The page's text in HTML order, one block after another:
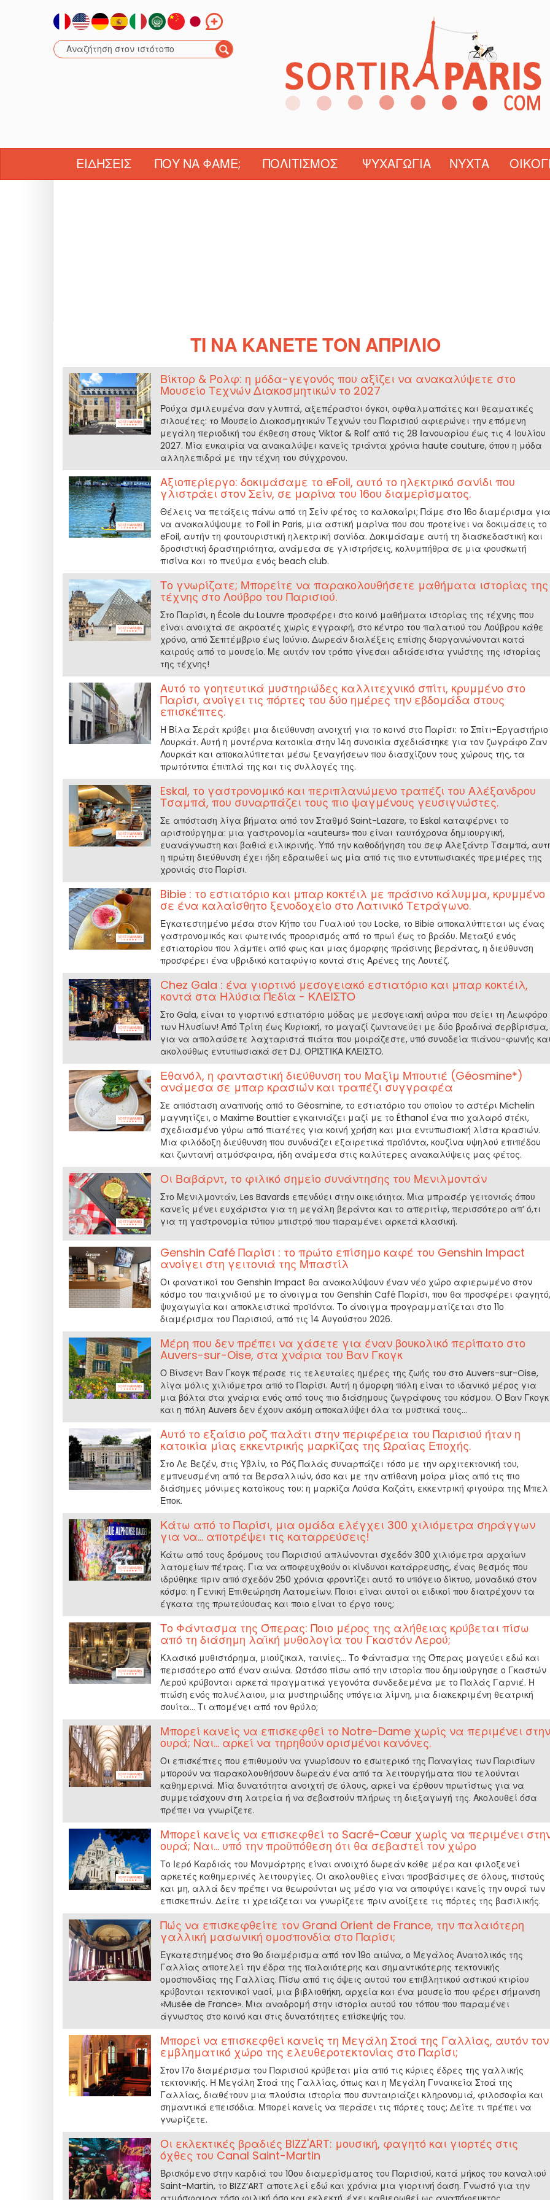
ΕΙΔΉΣΕΙΣ ΠΟΎ ΝΑ ΦΆΜΕ; ΠΟΛΙΤΙΣΜΌΣ ΨΥΧΑΓΩΓΊΑ ΝΎΧΤΑ
ΤΙ ΝΑ ΚΆΝΕΤΕ ΤΟΝ ΑΠΡΊΛΙΟ
Βίκτορ & Ρολφ: η μόδα-γεγονός που αξίζει να ανακαλύψετε στο
Μουσείο Τεχνών Διακοσμητικών το 2027
Ρούχα σμιλευμένα σαν γλυπτά, αξεπέραστοι όγκοι, οφθαλμαπάτες και θεαματικές
σιλουέτες: το Μουσείο Διακοσμητικών Τεχνών του Παρισιού αφιερώνει την επόμενη
μεγάλη περιοδική του έκθεση στους Viktor & Rolf από τις 28 Ιανουαρίου έως τις 4 Ιουλίου
2027. Μία ευκαιρία να ανακαλύψει κανείς τριάντα χρόνια haute couture, όπου η μόδα
αλληλεπιδρά με την τέχνη του σύγχρονου.
Αξιοπερίεργο: δοκιμάσαμε το eFoil, αυτό το ηλεκτρικό σανίδι που
γλιστράει στον Σείν, σε μαρίνα του 16ου διαμερίσματος.
Θέλεις να πετάξεις πάνω από τη Σείν φέτος το καλοκαίρι; Πάμε στο 16ο διαμέρισμα για
να ανακαλύψουμε το Foil in Paris, μια αστική μαρίνα που σου προτείνει να δοκιμάσεις το
eFoil, αυτήν τη φουτουριστική ηλεκτρική σανίδα. Δοκιμάσαμε αυτή τη διασκεδαστική και
δροσιστική δραστηριότητα, ανάμεσα σε γλιστρήσεις, κολυμπήθρα σε μια φουσκωτή
πισίνα και το πνεύμα ενός beach club.
Το γνωρίζατε; Μπορείτε να παρακολουθήσετε μαθήματα ιστορίας της
τέχνης στο Λούβρο του Παρισιού.
Στο Παρίσι, η École du Louvre προσφέρει στο κοινό μαθήματα ιστορίας της τέχνης που
είναι ανοιχτά σε ακροατές χωρίς εγγραφή, στο κέντρο του παλατιού του Λούβρου κάθε
χρόνο, από Σεπτέμβριο έως Ιούνιο. Δωρεάν διαλέξεις επίσης διοργανώνονται κατά
καιρούς από το μουσείο. Με αυτόν τον τρόπο γίνεσαι αδιάσειστα γνώστης της ιστορίας
της τέχνης!
Αυτό το γοητευτικά μυστηριώδες καλλιτεχνικό σπίτι, κρυμμένο στο
Παρίσι, ανοίγει τις πόρτες του δύο ημέρες την εβδομάδα στους
επισκέπτες.
Η Βίλα Σεράτ κρύβει μια διεύθυνση ανοιχτή για το κοινό στο Παρίσι: το Σπίτι-Εργαστήριο
Λουρκάτ. Αυτή η μοντέρνα κατοικία στην 14η συνοικία σχεδιάστηκε για τον ζωγράφο Ζαν
Λουρκάτ και αποκαλύπτεται μέσω ξεναγήσεων που διασχίζουν τους χώρους της, τα
πρωτότυπα έπιπλά της και τις συλλογές της.
Eskal, το γαστρονομικό και περιπλανώμενο τραπέζι του Αλέξανδρου
Τσαμπά, που συναρπάζει τους πιο ψαγμένους γευσιγνώστες.
Σε απόσταση λίγα βήματα από τον Σταθμό Saint-Lazare, το Eskal καταφέρνει το
αριστούργημα: μια γαστρονομία «αuteurs» που είναι ταυτόχρονα δημιουργική,
ευανάγνωστη και βαθιά ειλικρινής. Υπό την καθοδήγηση του σεφ Αλεξάντρ Τσαμπά,
η πρώτη διεύθυνση έχει ήδη εδραιωθεί ως μία από τις πιο εντυπωσιακές πρεμιέρες της
χρονιάς στο Παρίσι.
Bibie : το εστιατόριο και μπαρ κοκτέιλ με πράσινο κάλυμμα, κρυμμένο
σε ένα καλαίσθητο ξενοδοχείο στο Λατινικό Τετράγωνο.
Εγκατεστημένο μέσα στον Κήπο του Γυαλιού του Locke, το Bibie αποκαλύπτεται ως ένας
γαστρονομικός και φωτεινός προορισμός από το πρωί έως το βράδυ. Μεταξύ ενός
εστιατορίου που λάμπει από φως και μιας όμορφης πράσινης βεράντας, η διεύθυνση
προσφέρει ένα υβριδικό καταφύγιο κοντά στις Αρένες της Λουτέζ.
Chez Gala : ένα γιορτινό μεσογειακό εστιατόριο και μπαρ κοκτέιλ,
κοντά στα Ηλύσια Πεδία - ΚΛΕΙΣΤΟ
Στο Gala, είναι το γιορτινό εστιατόριο μόδας με μεσογειακή αύρα που σείει τη Λεωφόρο
των Ηλυσίων! Από Τρίτη έως Κυριακή, το μαγαζί ζωντανεύει με δύο βραδινά σερβίρισμα,
για να απολαύσετε λαχταριστά πιάτα που μοιράζεστε, υπό συνοδεία πιάνου-φωνής
ακολούθως εντυπωσιακά σετ DJ. ΟΡΙΣΤΙΚΑ ΚΛΕΙΣΤΟ.
Εθανόλ, η φανταστική διεύθυνση του Μαξίμ Μπουτιέ (Géosmine*)
ανάμεσα σε μπαρ κρασιών και τραπέζι συγγραφέα
Σε απόσταση αναπνοής από το Géosmine, το εστιατόριο του οποίου το αστέρι Michelin
μαγνητίζει, ο Maxime Bouttier εγκαινιάζει μαζί με το Éthanol ένα πιο χαλαρό στέκι,
σχεδιασμένο γύρω από πιατέτες για κοινή χρήση και μια εντυπωσιακή λίστα κρασιών.
Μια φιλόδοξη διεύθυνση που συνδυάζει εξαιρετικά προϊόντα, κουζίνα υψηλού επιπέδου
και ζωντανή ατμόσφαιρα, ήδη ανάμεσα στις καλύτερες ανακαλύψεις μας φέτος.
Οι Βαβάρντ, το φιλικό σημείο συνάντησης του Μενιλμοντάν
Στο Μενιλμοντάν, Les Bavards επενδύει στην οικειότητα. Μια μπρασέρ γειτονιάς όπου
κανείς μένει ευχάριστα για τη μεγάλη βεράντα και το απεριτίφ, περισσότερο απ’ ό,τι
για τη γαστρονομία τύπου μπιστρό που παραμένει αρκετά κλασική.
Genshin Café Παρίσι : το πρώτο επίσημο καφέ του Genshin Impact
ανοίγει στη γειτονιά της Μπαστίλ
Οι φανατικοί του Genshin Impact θα ανακαλύψουν έναν νέο χώρο αφιερωμένο στον
κόσμο του παιχνιδιού με το άνοιγμα του Genshin Café Παρίσι, που θα προσφέρει φαγητό,
ψυχαγωγία και αποκλειστικά προϊόντα. Το άνοιγμα προγραμματίζεται στο 11ο
διαμέρισμα του Παρισιού, από τις 14 Αυγούστου 2026.
Μέρη που δεν πρέπει να χάσετε για έναν βουκολικό περίπατο στο
Auvers-sur-Oise, στα χνάρια του Βαν Γκογκ
Ο Βίνσεντ Βαν Γκογκ πέρασε τις τελευταίες ημέρες της ζωής του στο Auvers-sur-Oise,
λίγα μόλις χιλιόμετρα από το Παρίσι. Αυτή η όμορφη πόλη είναι το ιδανικό μέρος για
μια βόλτα στα χνάρια ενός από τους πιο διάσημους ζωγράφους του κόσμου. Ο Βαν Γκογκ
και η πόλη Auvers δεν έχουν ακόμη αποκαλύψει όλα τα μυστικά τους...
Αυτό το εξαίσιο ροζ παλάτι στην περιφέρεια του Παρισιού ήταν η
κατοικία μίας εκκεντρικής μαρκίζας της Ωραίας Εποχής.
Στο Λε Βεζέν, στις Υβλίν, το Ρόζ Παλάς συναρπάζει τόσο με την αρχιτεκτονική του,
εμπνευσμένη από τα Βερσαλλιών, όσο και με την απίθανη μοίρα μίας από τις πιο
διάσημες μόνιμες κατοίκους του: η μαρκίζα Λούσα Καζάτι, εκκεντρική φιγούρα της Μπελ
Εποκ.
Κάτω από το Παρίσι, μια ομάδα ελέγχει 300 χιλιόμετρα σηράγγων
για να... αποτρέψει τις καταρρεύσεις!
Κάτω από τους δρόμους του Παρισιού απλώνονται σχεδόν 300 χιλιόμετρα αρχαίων
λατομείων πέτρας. Για να αποφευχθούν οι κίνδυνοι κατάρρευσης, ένας θεσμός που
ιδρύθηκε πριν από σχεδόν 250 χρόνια φροντίζει αυτό το υπόγειο δίκτυο, μοναδικό στον
κόσμο: η Γενική Επιθεώρηση Λατομείων. Ποιοι είναι αυτοί οι ειδικοί που διατρέχουν τα
έγκατα της πρωτεύουσας και ποιο είναι το έργο τους;
Το Φάντασμα της Όπερας: Ποιο μέρος της αλήθειας κρύβεται πίσω
από τη διάσημη λαϊκή μυθολογία του Γκαστόν Λερού;
Κλασικό μυθιστόρημα, μιούζικαλ, ταινίες... Το Φάντασμα της Όπερας μαγεύει εδώ και
περισσότερο από έναν αιώνα. Ωστόσο πίσω από την ιστορία που δημιούργησε ο Γκαστών
Λερού κρύβονται αρκετά πραγματικά γεγονότα συνδεδεμένα με το Παλάς Γαρνιέ. Η
πτώση ενός πολυέλαιου, μια μυστηριώδης υπόγεια λίμνη, μια διακεκριμένη θεατρική
σουίτα... Τι απομένει από τον θρύλο;
Μπορεί κανείς να επισκεφθεί το Notre-Dame χωρίς να περιμένει στην
ουρά; Ναι... αρκεί να τηρηθούν ορισμένοι κανόνες.
Οι επισκέπτες που επιθυμούν να γνωρίσουν το εσωτερικό της Παναγίας των Παρισίων
μπορούν να παρακολουθήσουν δωρεάν ένα από τα λειτουργήματα που τελούνται
καθημερινά. Μία δυνατότητα ανοιχτή σε όλους, αρκεί να έρθουν πρωτίστως για να
συμμετάσχουν στη λατρεία ή να σεβαστούν πλήρως τη διεξαγωγή της. Ακολουθεί όσα
πρέπει να γνωρίζετε.
Μπορεί κανείς να επισκεφθεί το Sacré-Cœur χωρίς να περιμένει
ουρά; Ναι... υπό την προϋπόθεση ότι θα σεβαστεί τον χώρο
Το Ιερό Καρδιάς του Μονμάρτρης είναι ανοιχτό δωρεάν κάθε μέρα και φιλοξενεί
αρκετές καθημερινές λειτουργίες. Οι ακολουθίες είναι προσβάσιμες σε όλους, πιστούς
και μη, αλλά δεν πρέπει να θεωρούνται ως μέσο για να αποφύγει κανείς την ουρά των
επισκεπτών. Δείτε τι χρειάζεται να γνωρίζετε πριν ανοίξετε τις πόρτες της βασιλικής.
Πώς να επισκεφθείτε τον Grand Orient de France, την παλαιότερη
γαλλική μασωνική ομοσπονδία στο Παρίσι;
Εγκατεστημένος στο 9ο διαμέρισμα από τον 19ο αιώνα, ο Μεγάλος Ανατολικός της
Γαλλίας αποτελεί την έδρα της παλαιότερης και σημαντικότερης τεκτονικής
ομοσπονδίας της Γαλλίας. Πίσω από τις όψεις αυτού του επιβλητικού αστικού κτιρίου
κρύβονται τεκτονικοί ναοί, μια βιβλιοθήκη, αρχεία και ένα μουσείο που φέρει σήμανση
«Musée de France». Μια αναδρομή στην ιστορία αυτού του τόπου που παραμένει
άγνωστος στο κοινό και στις δυνατότητες επίσκεψής του.
Μπορεί να επισκεφθεί κανείς τη Μεγάλη Στοά της Γαλλίας, αυτόν τον
εμβληματικό χώρο της ελευθεροτεκτονίας στο Παρίσι;
Στον 17ο διαμέρισμα του Παρισιού κρύβεται μία από τις κύριες έδρες της γαλλικής
τεκτονικής. Η Μεγάλη Στοά της Γαλλίας, όπως και η Μεγάλη Γυναικεία Στοά της
Γαλλίας, διαθέτουν μια πλούσια ιστορία που συνταιριάζει κληρονομιά, φιλοσοφία και
σημαντικά επεισόδια. Μπορεί κανείς να περάσει τις πόρτες τους; Δείτε τι πρέπει να
γνωρίζετε.
Οι εκλεκτικές βραδιές BIZZ'ART: μουσική, φαγητό και γιορτές στις
όχθες του Canal Saint-Martin
Βρισκόμενο στην καρδιά του 10ου διαμερίσματος του Παρισιού, κατά μήκος του καναλιού
Saint-Martin, το BIZZ’ART αποτελεί εδώ και χρόνια μια γιορτινή όαση. Γνωστό για την